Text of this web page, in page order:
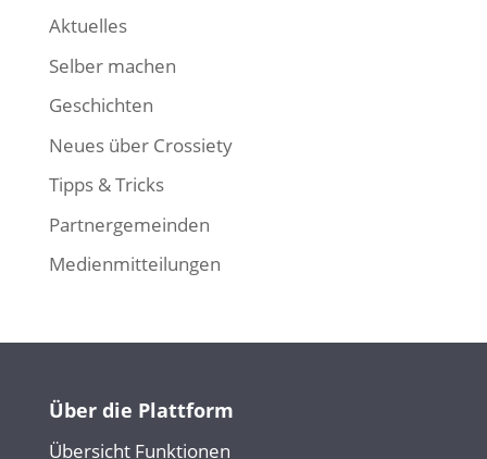
Aktuelles
Selber machen
Geschichten
Neues über Crossiety
Tipps & Tricks
Partnergemeinden
Medienmitteilungen
Über die Plattform
Übersicht Funktionen